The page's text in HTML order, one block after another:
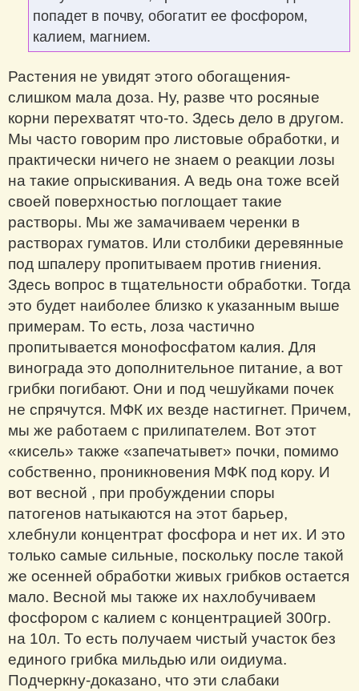
попадет в почву, обогатит ее фосфором,
калием, магнием.
Растения не увидят этого обогащения-
слишком мала доза. Ну, разве что росяные
корни перехватят что-то. Здесь дело в другом.
Мы часто говорим про листовые обработки, и
практически ничего не знаем о реакции лозы
на такие опрыскивания. А ведь она тоже всей
своей поверхностью поглощает такие
растворы. Мы же замачиваем черенки в
растворах гуматов. Или столбики деревянные
под шпалеру пропитываем против гниения.
Здесь вопрос в тщательности обработки. Тогда
это будет наиболее близко к указанным выше
примерам. То есть, лоза частично
пропитывается монофосфатом калия. Для
винограда это дополнительное питание, а вот
грибки погибают. Они и под чешуйками почек
не спрячутся. МФК их везде настигнет. Причем,
мы же работаем с прилипателем. Вот этот
«кисель» также «запечатывет» почки, помимо
собственно, проникновения МФК под кору. И
вот весной , при пробуждении споры
патогенов натыкаются на этот барьер,
хлебнули концентрат фосфора и нет их. И это
только самые сильные, поскольку после такой
же осенней обработки живых грибков остается
мало. Весной мы также их нахлобучиваем
фосфором с калием с концентрацией 300гр.
на 10л. То есть получаем чистый участок без
единого грибка мильдью или оидиума.
Подчеркну-доказано, что эти слабаки